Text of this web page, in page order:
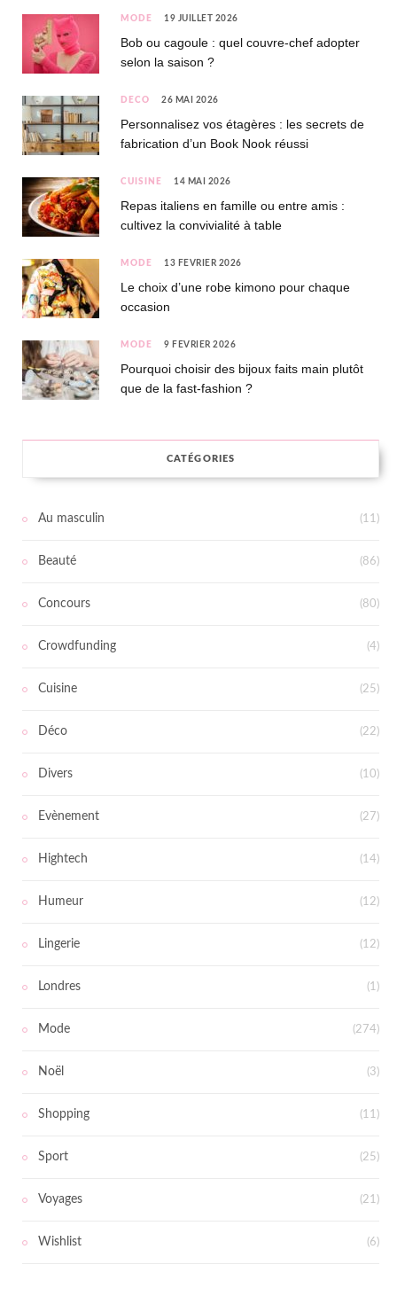
MODE 19 JUILLET 2026
Bob ou cagoule : quel couvre-chef adopter
selon la saison ?
DÉCO 26 MAI 2026
Personnalisez vos étagères : les secrets de
fabrication d’un Book Nook réussi
CUISINE 14 MAI 2026
Repas italiens en famille ou entre amis :
cultivez la convivialité à table
MODE 13 FÉVRIER 2026
Le choix d’une robe kimono pour chaque
occasion
MODE 9 FÉVRIER 2026
Pourquoi choisir des bijoux faits main plutôt
que de la fast-fashion ?
CATÉGORIES
Au masculin (11)
Beauté (86)
Concours (80)
Crowdfunding (4)
Cuisine (25)
Déco (22)
Divers (10)
Evènement (27)
Hightech (14)
Humeur (12)
Lingerie (12)
Londres (1)
Mode (274)
Noël (3)
Shopping (11)
Sport (25)
Voyages (21)
Wishlist (6)